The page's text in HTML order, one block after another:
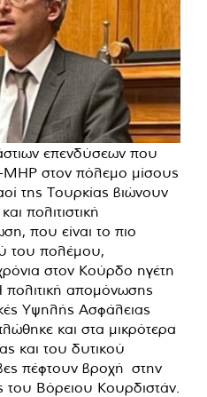
επενδύσεων που
στον πόλεμο μίσους
της Τουρκίας βιώνουν
πολιτιστική
που είναι το πιο
του πολέμου,
στον Κούρδο ηγέτη
απομόνωσης
Υψηλής Ασφάλειας
και στα μικρότερα
και του δυτικού
πέφτουν βροχή στην
Βόρειου Κουρδιστάν.